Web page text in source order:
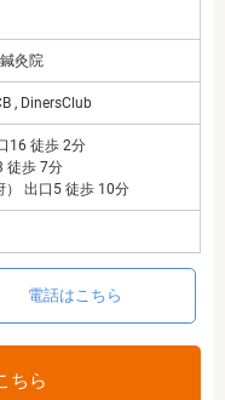
灸院
, DinersClub
16 徒歩 2分
徒歩 7分
） 出口5 徒歩 10分
電話はこちら
ちら